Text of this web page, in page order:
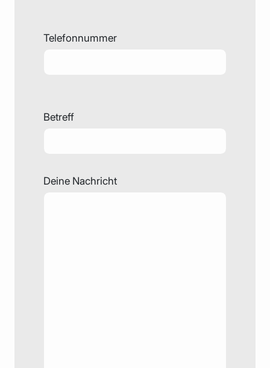
Telefonnummer
Betreff
Deine Nachricht